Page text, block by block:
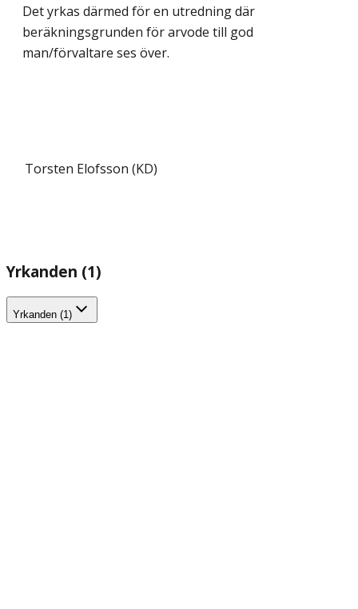
Det yrkas därmed för en utredning där
beräkningsgrunden för arvode till god
man/förvaltare ses över.
Torsten Elofsson (KD)
Yrkanden (1)
Yrkanden (1)